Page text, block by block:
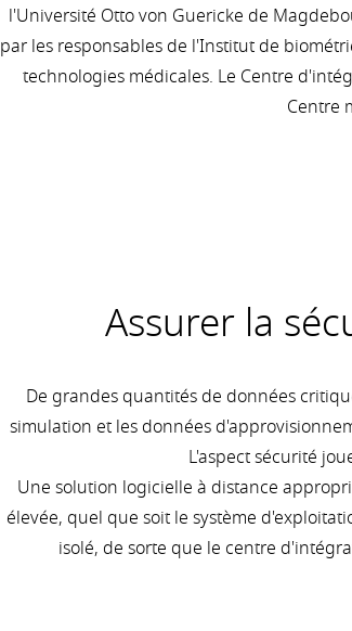
l'Université Otto von Guericke de
par les responsables de l'Institut de
technologies médicales. Le Centre
Centre
Assurer la
De grandes quantités de données
simulation et les données
L'aspect sécurité
Une solution logicielle à distance
élevée, quel que soit le système
isolé, de sorte que le centre